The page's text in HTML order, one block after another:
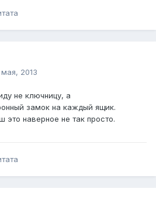
мая, 2013
не ключницу, а
замок на каждый ящик.
это наверное не так просто.